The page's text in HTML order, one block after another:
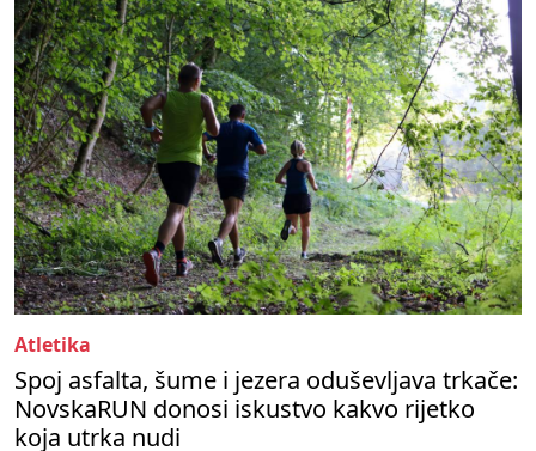
Atletika
Spoj asfalta, šume i jezera oduševljava trkače:
NovskaRUN donosi iskustvo kakvo rijetko
koja utrka nudi